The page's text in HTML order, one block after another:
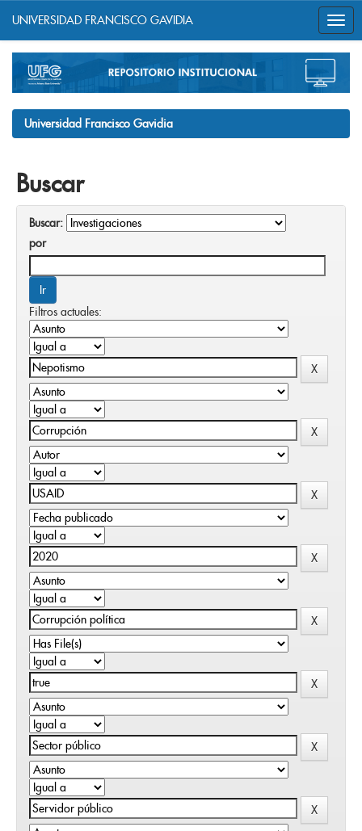
navigation
UNIVERSIDAD FRANCISCO GAVIDIA
Universidad Francisco Gavidia
Buscar
Buscar:
por
Filtros actuales: